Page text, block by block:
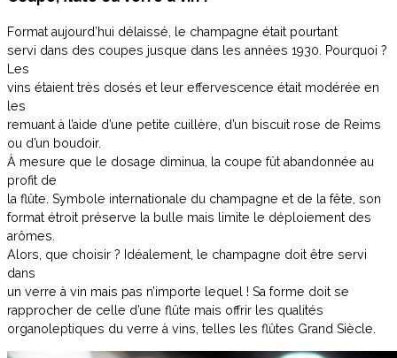
Format aujourd’hui délaissé, le champagne était pourtant
servi dans des coupes jusque dans les années 1930. Pourquoi ?
Les
vins étaient très dosés et leur effervescence était modérée en
les
remuant à l’aide d’une petite cuillère, d’un biscuit rose de Reims
ou d’un boudoir.
À mesure que le dosage diminua, la coupe fût abandonnée au
profit de
la flûte. Symbole internationale du champagne et de la fête, son
format étroit préserve la bulle mais limite le déploiement des
arômes.
Alors, que choisir ? Idéalement, le champagne doit être servi
dans
un verre à vin mais pas n’importe lequel ! Sa forme doit se
rapprocher de celle d’une flûte mais offrir les qualités
organoleptiques du verre à vins, telles les flûtes Grand Siècle.